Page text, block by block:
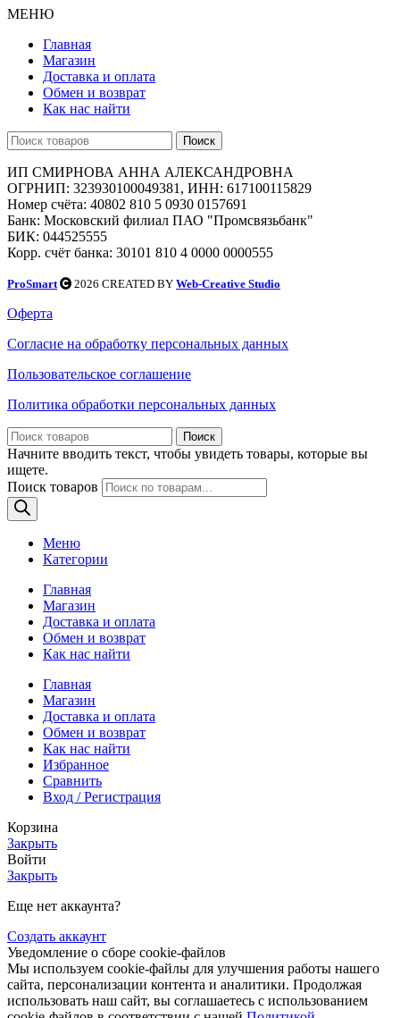
МЕНЮ
Главная
Магазин
Доставка и оплата
Обмен и возврат
Как нас найти
Поиск
ИП СМИРНОВА АННА АЛЕКСАНДРОВНА
ОГРНИП: 323930100049381, ИНН: 617100115829
Номер счёта: 40802 810 5 0930 0157691
Банк: Московский филиал ПАО "Промсвязьбанк"
БИК: 044525555
Корр. счёт банка: 30101 810 4 0000 0000555
ProSmart 2026 CREATED BY Web-Creative Studio
Оферта
Согласие на обработку персональных данных
Пользовательское соглашение
Политика обработки персональных данных
Поиск
Начните вводить текст, чтобы увидеть товары, которые вы
ищете.
Поиск товаров
Меню
Категории
Главная
Магазин
Доставка и оплата
Обмен и возврат
Как нас найти
Главная
Магазин
Доставка и оплата
Обмен и возврат
Как нас найти
Избранное
Сравнить
Вход / Регистрация
Корзина
Закрыть
Войти
Закрыть
Еще нет аккаунта?
Создать аккаунт
Уведомление о сборе cookie-файлов
Мы используем cookie-файлы для улучшения работы нашего
сайта, персонализации контента и аналитики. Продолжая
использовать наш сайт, вы соглашаетесь с использованием